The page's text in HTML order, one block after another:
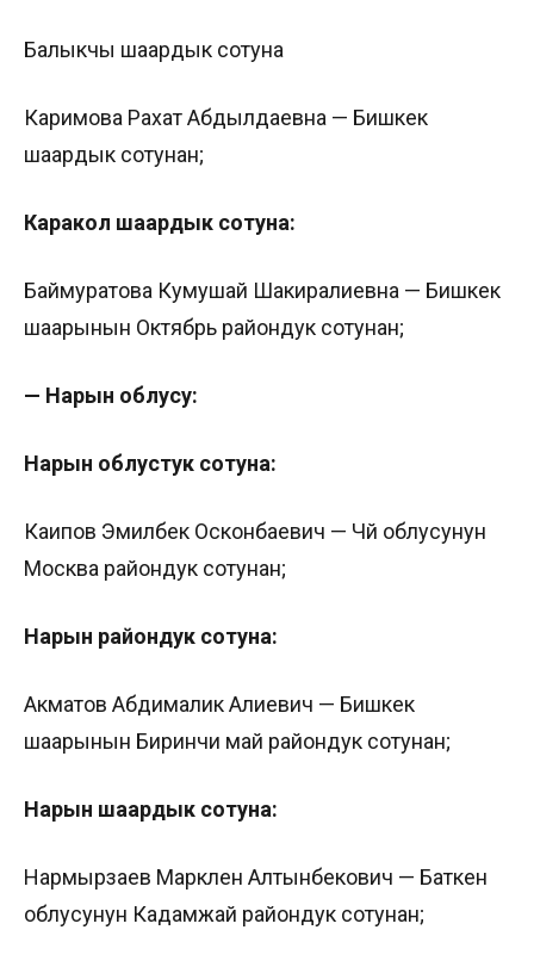
Балыкчы шаардык сотуна
Каримова Рахат Абдылдаевна — Бишкек
шаардык сотунан;
Каракол шаардык сотуна:
Баймуратова Кумушай Шакиралиевна — Бишкек
шаарынын Октябрь райондук сотунан;
— Нарын облусу:
Нарын облустук сотуна:
Каипов Эмилбек Осконбаевич — Чүй облусунун
Москва райондук сотунан;
Нарын райондук сотуна:
Акматов Абдималик Алиевич — Бишкек
шаарынын Биринчи май райондук сотунан;
Нарын шаардык сотуна:
Нармырзаев Марклен Алтынбекович — Баткен
облусунун Кадамжай райондук сотунан;